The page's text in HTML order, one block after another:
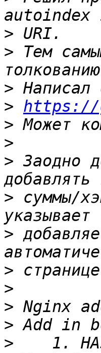
>
> Тем
>
> https://
>
>
> Заодно
> суммы/
>
>
>
>
>
>
1.